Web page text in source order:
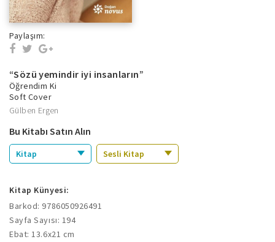
Paylaşım:
“Sözü yemindir iyi insanların”
Öğrendim Ki
Soft Cover
Gülben Ergen
Bu Kitabı Satın Alın
Kitap Sesli Kitap
Kitap Künyesi:
Barkod: 9786050926491
Sayfa Sayısı: 194
Ebat: 13.6x21 cm